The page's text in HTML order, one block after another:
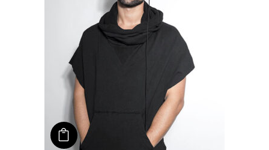
Add to cart